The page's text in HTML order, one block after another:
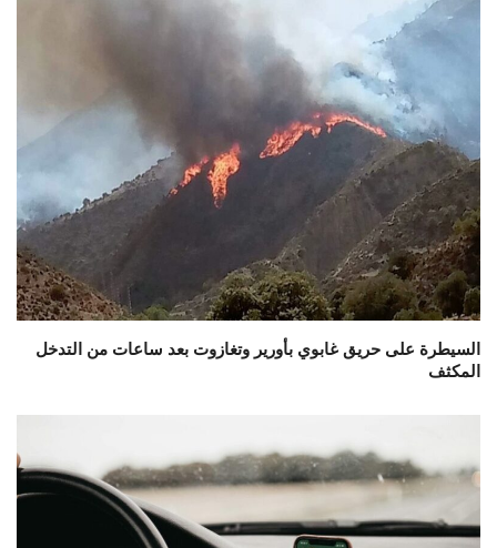
السيطرة على حريق غابوي بأورير وتغازوت بعد ساعات من التدخل
المكثف